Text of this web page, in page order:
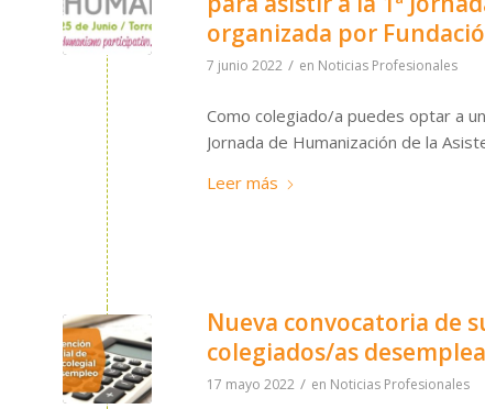
organizada por
7 junio 2022 / en Noticias Profesionales
Como colegiado/a puedes optar a
Jornada de Humanización de la
Leer más
Nueva convocatoria de
colegiados/as
17 mayo 2022 / en Noticias Profesionales